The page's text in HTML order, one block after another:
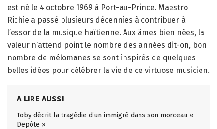
est né le 4 octobre 1969 à Port-au-Prince. Maestro
Richie a passé plusieurs décennies à contribuer à
l’essor de la musique haïtienne. Aux âmes bien nées, la
valeur n’attend point le nombre des années dit-on, bon
nombre de mélomanes se sont inspirés de quelques
belles idées pour célébrer la vie de ce virtuose musicien.
A LIRE AUSSI
Toby décrit la tragédie d’un immigré dans son morceau «
Depòte »